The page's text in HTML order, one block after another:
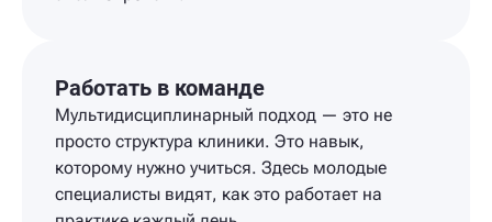
Работать в команде
Мультидисциплинарный подход — это не
просто структура клиники. Это навык,
которому нужно учиться. Здесь молодые
специалисты видят, как это работает на